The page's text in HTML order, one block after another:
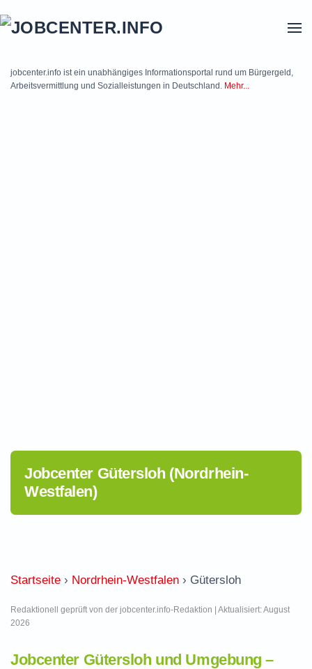
jobcenter.info ist ein unabhängiges Informationsportal rund um Bürgergeld,
Arbeitsvermittlung und Sozialleistungen in Deutschland. Mehr...
Jobcenter Gütersloh (Nordrhein-
Westfalen)
Startseite › Nordrhein-Westfalen › Gütersloh
Redaktionell geprüft von der jobcenter.info-Redaktion | Aktualisiert: August
2026
Jobcenter Gütersloh und Umgebung –